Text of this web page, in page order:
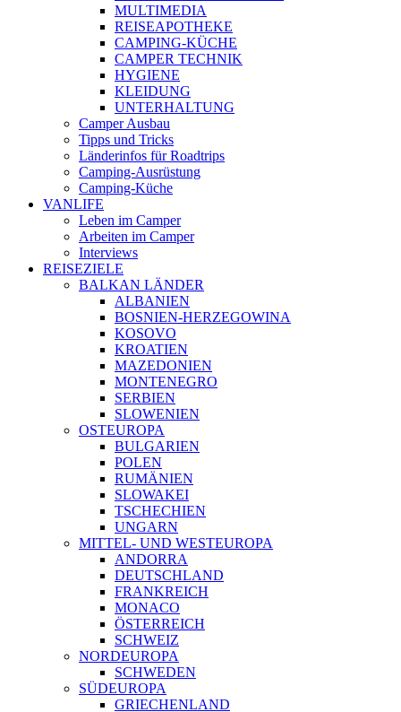
MULTIMEDIA
REISEAPOTHEKE
CAMPING-KÜCHE
CAMPER TECHNIK
HYGIENE
KLEIDUNG
UNTERHALTUNG
Camper Ausbau
Tipps und Tricks
Länderinfos für Roadtrips
Camping-Ausrüstung
Camping-Küche
VANLIFE
Leben im Camper
Arbeiten im Camper
Interviews
REISEZIELE
BALKAN LÄNDER
ALBANIEN
BOSNIEN-HERZEGOWINA
KOSOVO
KROATIEN
MAZEDONIEN
MONTENEGRO
SERBIEN
SLOWENIEN
OSTEUROPA
BULGARIEN
POLEN
RUMÄNIEN
SLOWAKEI
TSCHECHIEN
UNGARN
MITTEL- UND WESTEUROPA
ANDORRA
DEUTSCHLAND
FRANKREICH
MONACO
ÖSTERREICH
SCHWEIZ
NORDEUROPA
SCHWEDEN
SÜDEUROPA
GRIECHENLAND